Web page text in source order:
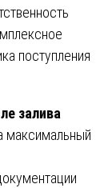
поступления
залива
максимальный